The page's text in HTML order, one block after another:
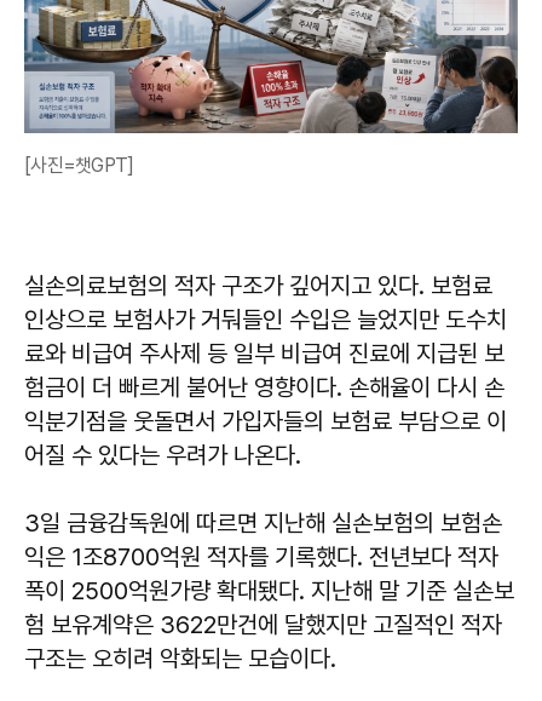
[사진=챗GPT]
실손의료보험의 적자 구조가 깊어지고 있다. 보험료
인상으로 보험사가 거둬들인 수입은 늘었지만 도수치
료와 비급여 주사제 등 일부 비급여 진료에 지급된 보
험금이 더 빠르게 불어난 영향이다. 손해율이 다시 손
익분기점을 웃돌면서 가입자들의 보험료 부담으로 이
어질 수 있다는 우려가 나온다.
3일 금융감독원에 따르면 지난해 실손보험의 보험손
익은 1조8700억원 적자를 기록했다. 전년보다 적자
폭이 2500억원가량 확대됐다. 지난해 말 기준 실손보
험 보유계약은 3622만건에 달했지만 고질적인 적자
구조는 오히려 악화되는 모습이다.